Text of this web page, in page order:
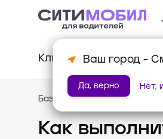
Ваш город -
Да, верно Нет,
Клиентам
База знаний /Как всё
Как